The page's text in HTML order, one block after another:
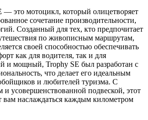
— это мотоцикл, который олицетворяет
сочетание производительности,
Созданный для тех, кто предпочитает
по живописным маршрутам,
своей способностью обеспечивать
как для водителя, так и для
и мощный, Trophy SE был разработан с
что делает его идеальным
и любителей туризма. С
усовершенствованной подвеской, этот
вам наслаждаться каждым километром